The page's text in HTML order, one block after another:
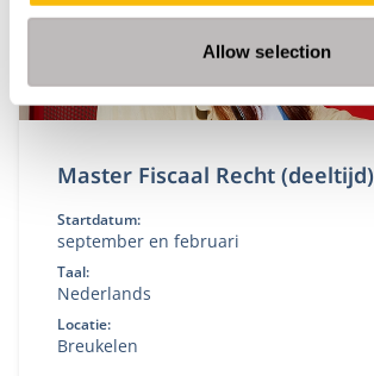
Allow selection
Master Fiscaal Recht (deeltijd)
Startdatum:
september en februari
Taal:
Nederlands
Locatie:
Breukelen